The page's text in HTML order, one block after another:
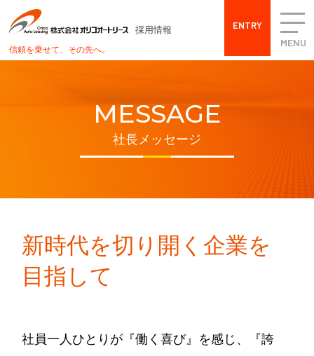
採用情報
信頼を乗せて、その先へ。
ENTRY
MENU
MESSAGE
社長メッセージ
新時代を切り開く企業を
目指して
社員一人ひとりが『働く喜び』を感じ、『誇